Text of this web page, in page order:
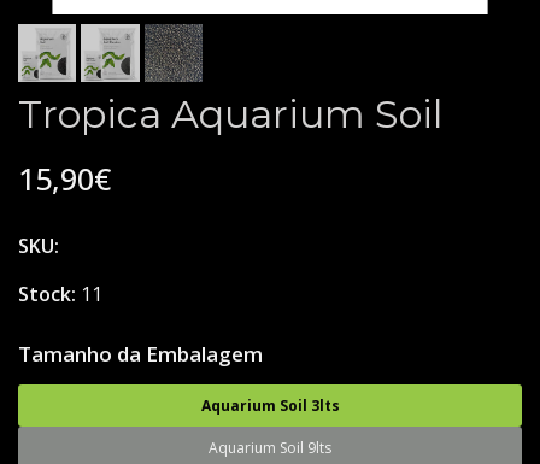
Tropica Aquarium Soil
15,90€
SKU:
Stock: 11
Tamanho da Embalagem
Aquarium Soil 3lts
Aquarium Soil 9lts